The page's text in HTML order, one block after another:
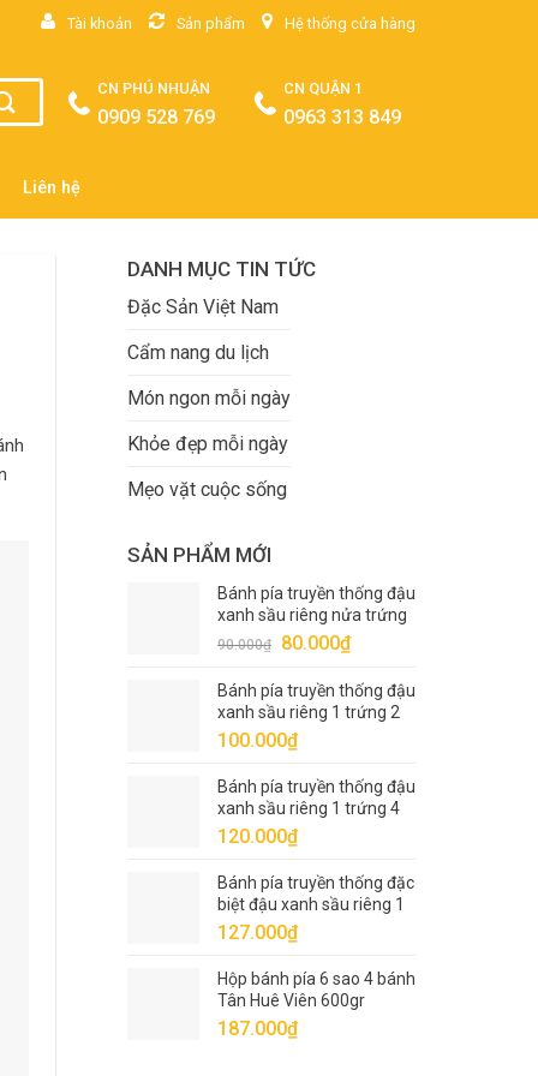
Tài khoản Sản phẩm Hệ thống cửa hàng
CN PHÚ NHUẬN
0909 528 769
CN QUẬN 1
0963 313 849
Liên hệ
DANH MỤC TIN TỨC
Đặc Sản Việt Nam
Cẩm nang du lịch
Món ngon mỗi ngày
Khỏe đẹp mỗi ngày
Mẹo vặt cuộc sống
SẢN PHẨM MỚI
Bánh pía truyền thống đậu
xanh sầu riêng nửa trứng
1 sao Tân Huê Viên 320gr
90.000₫
Giá
là:
90.000₫.
80.000₫Giá
tại
là:
Bánh pía truyền thống đậu
xanh sầu riêng 1 trứng 2
sao Tân Huê Viên 400gr
100.000₫
Bánh pía truyền thống đậu
xanh sầu riêng 1 trứng 4
sao Tân Huê Viên 540gr
120.000₫
Bánh pía truyền thống đặc
biệt đậu xanh sầu riêng 1
trứng 5 sao Tân Huê Viên
127.000₫
Hộp bánh pía 6 sao 4 bánh
Tân Huê Viên 600gr
187.000₫